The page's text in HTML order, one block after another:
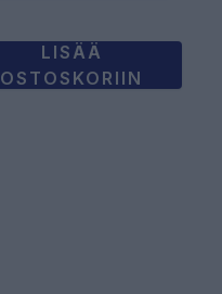
LISÄÄ
OSTOSKORIIN